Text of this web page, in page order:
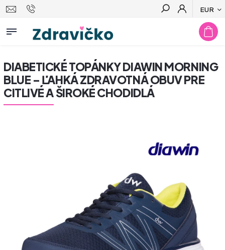
EUR
Hľadať
DIABETICKÉ TOPÁNKY DIAWIN MORNING
BLUE – ĽAHKÁ ZDRAVOTNÁ OBUV PRE
CITLIVÉ A ŠIROKÉ CHODIDLÁ